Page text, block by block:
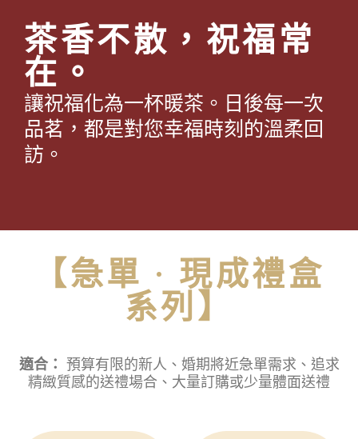
茶香不散，祝福常
在。
讓祝福化為一杯暖茶。日後每一次
品茗，都是對您幸福時刻的溫柔回
訪。
【急單 · 現成禮盒
系列】
適合： 預算有限的新人、婚期將近急單需求、追求
精緻質感的送禮場合、大量訂購或少量體面送禮